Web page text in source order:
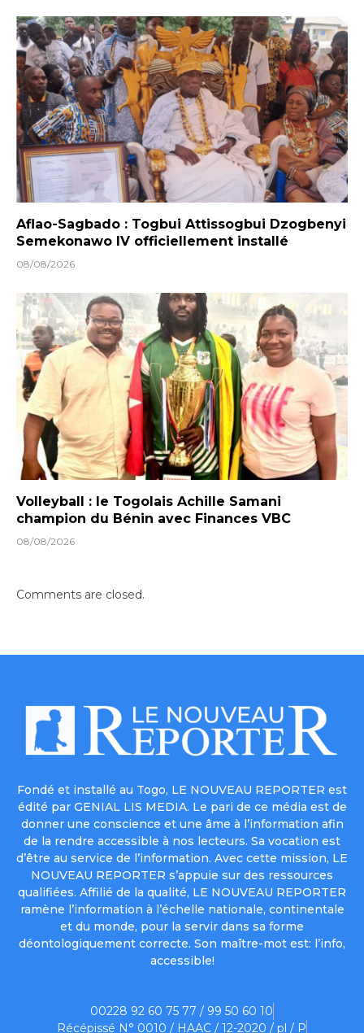
Aflao-Sagbado : Togbui Attissogbui Dzogbenyi
Semekonawo IV officiellement installé
08/08/2026
Volleyball : le Togolais Achille Samani
champion du Bénin avec Finances VBC
08/08/2026
Comments are closed.
Fondé et installé au Togo, LE NOUVEAU REPORTER est
édité par GENIAL LIS MEDIA. Le pari de ce média est de
donner une conscience et une âme à l’information afin
de la rendre accessible à nos lecteurs. Sa vocation est
d’être au service de l’information. Avec cette mission, LE
NOUVEAU REPORTER s’appuie sur des ressources
qualifiées. Affilié de la qualité, LE NOUVEAU REPORTER
ramène l’information à l’échelle nationale, continentale
et du monde, pour la servir dans sa forme
déontologiquement correcte. Son maître-mot est: l’info,
accessible!
00228 92 60 75 77 / 99 50 60 10
Récépissé N° 0010 / HAAC / 12-2020 / pl / P